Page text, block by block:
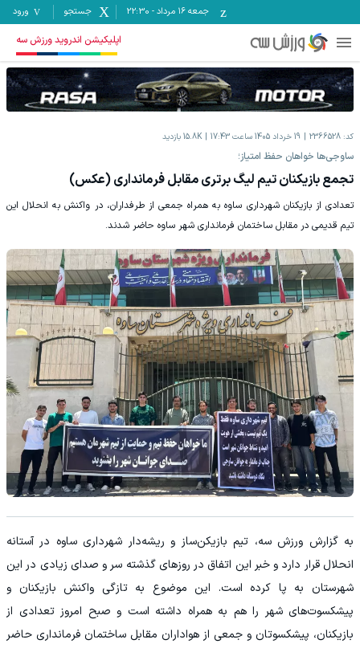
جمعه ۱۶ مرداد -
22:30 جستجو ورود
اپلیکیشن اندروید ورزش سه
کد: 2366528 19 خرداد 1405 ساعت 17:43 15.8K بازدید
ساوجی‌ها خواهان حفظ امتیاز؛
تجمع بازیکنان تیم لیگ برتری مقابل فرمانداری (عکس)
تعدادی از بازیکنان شهرداری ساوه به همراه جمعی از طرفداران، در واکنش به انحلال این
تیم قدیمی در مقابل ساختمان فرمانداری شهر ساوه حاضر شدند.
به گزارش ورزش سه، تیم بازیکن‌ساز و ریشه‌دار شهرداری ساوه در آستانه
انحلال قرار دارد و خبر این اتفاق در روزهای گذشته سر و صدای زیادی در این
شهرستان به پا کرده است. این موضوع به تازگی واکنش بازیکنان و
پیشکسوت‌های شهر را هم به همراه داشته است و صبح امروز تعدادی از
بازیکنان، پیشکسوتان و جمعی از هواداران مقابل ساختمان فرمانداری حاضر